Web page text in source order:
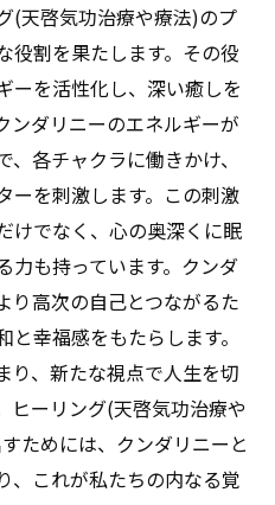
(天啓気功治療や療法)のプ
役割を果たします。その役
ーを活性化し、深い癒しを
ンダリニーのエネルギーが
各チャクラに働きかけ、
ーを刺激します。この刺激
けでなく、心の奥深くに眠
力も持っています。クンダ
り高次の自己とつながるた
幸福感をもたらします。
り、新たな視点で人生を切
ヒーリング(天啓気功治療や
ためには、クンダリニーと
、これが私たちの内なる覚